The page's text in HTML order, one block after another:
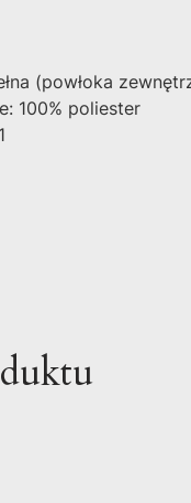
(powłoka
100% poliester